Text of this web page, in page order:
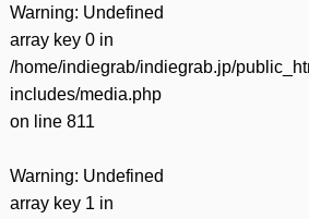
Warning: Undefined
array key 0 in
/home/indiegrab/indiegrab.jp/
includes/media.php
on line 811
Warning: Undefined
array key 1 in